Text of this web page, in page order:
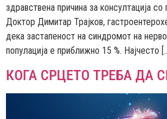
здравствена причина за консултација со
Доктор Димитар Трајков,
дека застапеност на синдромот на
популација е приближно 15 %. Најчесто
КОГА СРЦЕТО ТРЕБА ДА